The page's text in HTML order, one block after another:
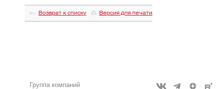
Возврат к списку Версия для печати
Группа компаний